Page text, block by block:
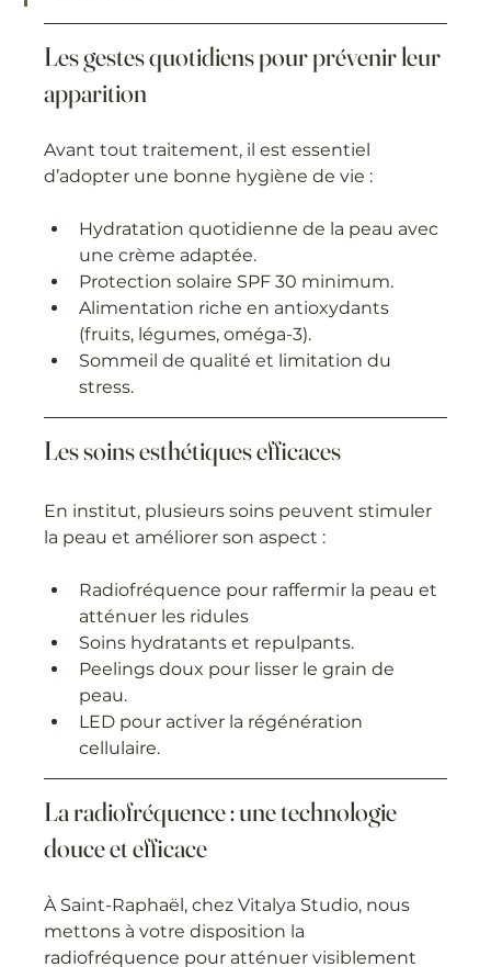
Les gestes quotidiens pour prévenir leur
apparition
Avant tout traitement, il est essentiel
d’adopter une bonne hygiène de vie :
Hydratation quotidienne de la peau avec
une crème adaptée.
Protection solaire SPF 30 minimum.
Alimentation riche en antioxydants
(fruits, légumes, oméga-3).
Sommeil de qualité et limitation du
stress.
Les soins esthétiques efficaces
En institut, plusieurs soins peuvent stimuler
la peau et améliorer son aspect :
Radiofréquence pour raffermir la peau et
atténuer les ridules
Soins hydratants et repulpants.
Peelings doux pour lisser le grain de
peau.
LED pour activer la régénération
cellulaire.
La radiofréquence : une technologie
douce et efficace
À Saint-Raphaël, chez Vitalya Studio, nous
mettons à votre disposition la
radiofréquence pour atténuer visiblement